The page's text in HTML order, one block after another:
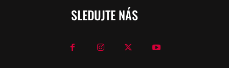
SLEDUJTE NÁS